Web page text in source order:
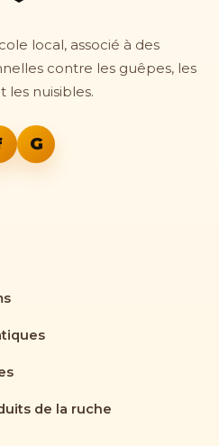
local, associé à des
contre les guêpes, les
les nuisibles.
G
de la ruche